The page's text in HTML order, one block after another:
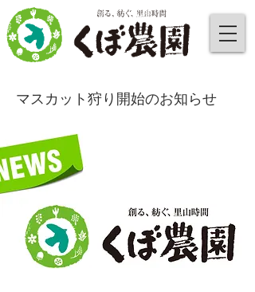
マスカット狩り開始のお知らせ